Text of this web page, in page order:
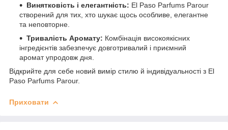
Винятковість і елегантність: El Paso Parfums Parour
створений для тих, хто шукає щось особливе, елегантне
та неповторне.
Тривалість Аромату: Комбінація високоякісних
інгредієнтів забезпечує довготривалий і приємний
аромат упродовж дня.
Відкрийте для себе новий вимір стилю й індивідуальності з El
Paso Parfums Parour.
Приховати